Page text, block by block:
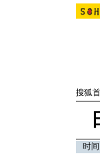
搜狐
时